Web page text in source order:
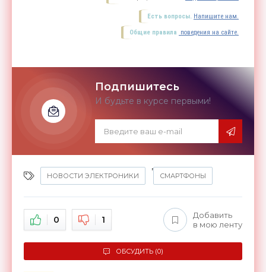
Есть вопросы. Напишите нам.
Общие правила поведения на сайте.
Подпишитесь
И будьте в курсе первыми!
НОВОСТИ ЭЛЕКТРОНИКИ
,
СМАРТФОНЫ
0 1
Добавить
в мою ленту
ОБСУДИТЬ (0)